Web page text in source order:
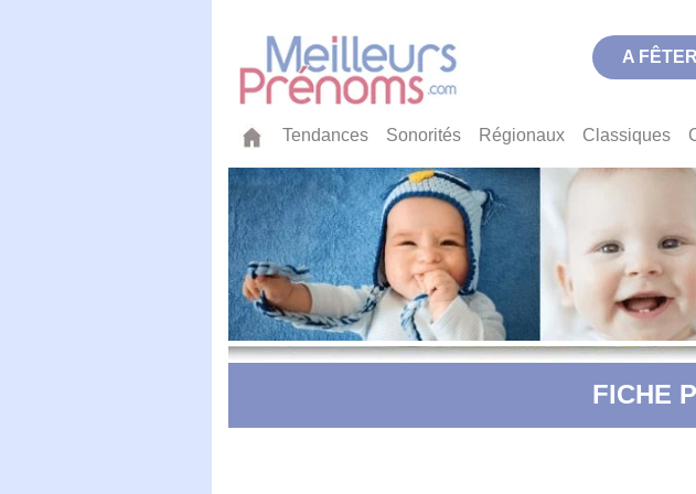
A
Tendances Sonorités Régionaux Classiques
FICHE